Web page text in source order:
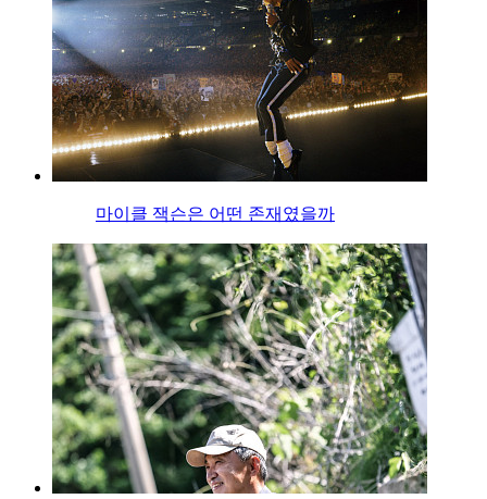
마이클 잭슨은 어떤 존재였을까